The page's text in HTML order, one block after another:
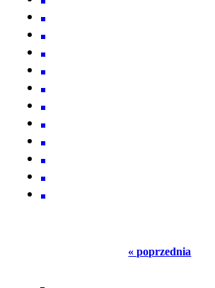
« poprzednia